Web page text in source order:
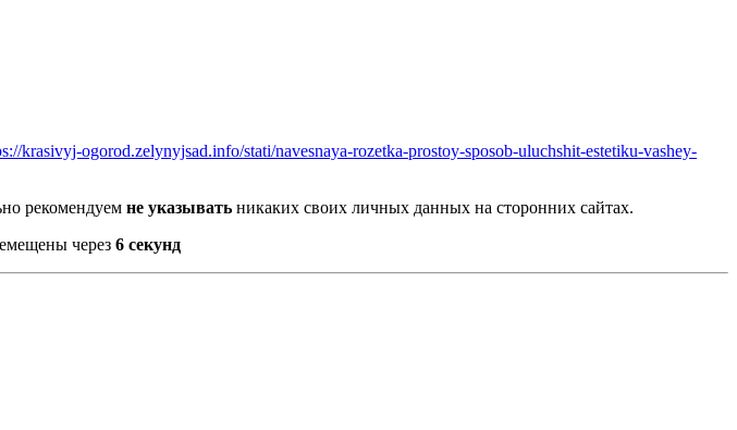
krasivyj-ogorod.zelynyjsad.info/stati/navesnaya-rozetka-prostoy-sposob-uluchshit-estetiku-vashey-
рекомендуем не указывать никаких своих личных данных на сторонних сайтах.
через 6 секунд